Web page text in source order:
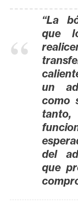
“La
que
un
como
del
que